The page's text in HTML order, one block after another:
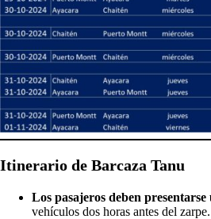
Itinerario de Barcaza Tanu
Los pasajeros deben
vehículos dos horas antes del zarpe.